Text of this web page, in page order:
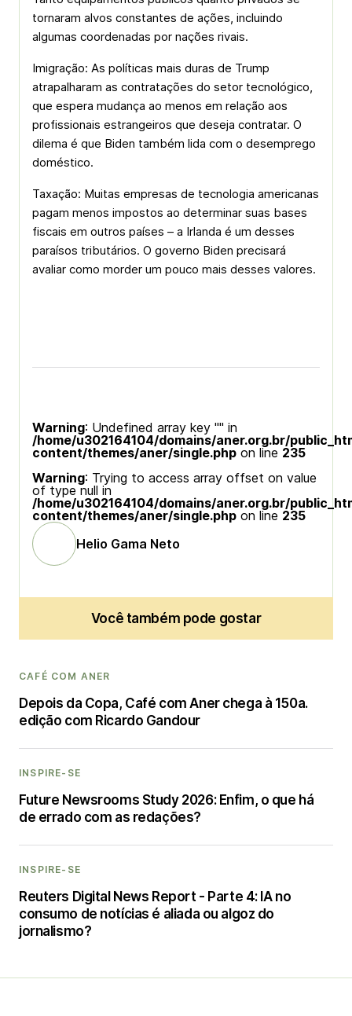
tornaram alvos constantes de ações, incluindo
algumas coordenadas por nações rivais.
Imigração: As políticas mais duras de Trump
atrapalharam as contratações do setor tecnológico,
que espera mudança ao menos em relação aos
profissionais estrangeiros que deseja contratar. O
dilema é que Biden também lida com o desemprego
doméstico.
Taxação: Muitas empresas de tecnologia americanas
pagam menos impostos ao determinar suas bases
fiscais em outros países – a Irlanda é um desses
paraísos tributários. O governo Biden precisará
avaliar como morder um pouco mais desses valores.
Warning: Undefined array key "" in
/home/u302164104/domains/aner.org.br/
content/themes/aner/single.php on line 235
Warning: Trying to access array offset on value
of type null in
/home/u302164104/domains/aner.org.br/
content/themes/aner/single.php on line 235
Helio Gama Neto
Você também pode gostar
CAFÉ COM ANER
Depois da Copa, Café com Aner chega à 150a.
edição com Ricardo Gandour
INSPIRE-SE
Future Newsrooms Study 2026: Enfim, o que há
de errado com as redações?
INSPIRE-SE
Reuters Digital News Report - Parte 4: IA no
consumo de notícias é aliada ou algoz do
jornalismo?